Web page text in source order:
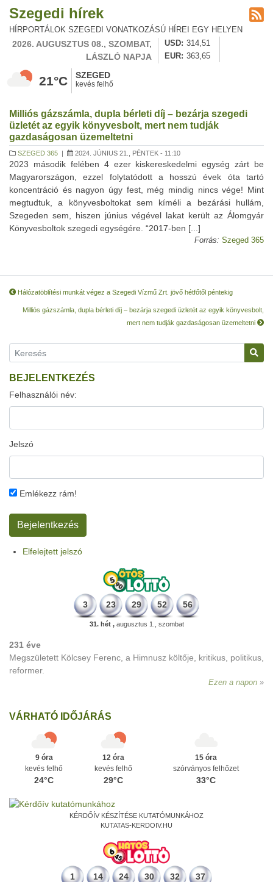
Szegedi hírek
HÍRPORTÁLOK SZEGEDI VONATKOZÁSÚ HÍREI EGY HELYEN
2026. AUGUSZTUS 08., SZOMBAT,
LÁSZLÓ NAPJA
USD
314,51
EUR
363,65
21°C SZEGED
kevés felhő
Milliós gázszámla, dupla bérleti díj – bezárja szegedi
üzletét az egyik könyvesbolt, mert nem tudják
gazdaságosan üzemeltetni
SZEGED 365 | 2024. JÚNIUS 21., PÉNTEK - 11:10
2023 második felében 4 ezer kiskereskedelmi egység zárt be
Magyarországon, ezzel folytatódott a hosszú évek óta tartó
koncentráció és nagyon úgy fest, még mindig nincs vége! Mint
megtudtuk, a könyvesboltokat sem kíméli a bezárási hullám,
Szegeden sem, hiszen június végével lakat került az Álomgyár
Könyvesboltok szegedi egységére. “2017-ben [...]
Forrás: Szeged 365
Hálózatöblítési munkát végez a Szegedi Vízmű Zrt. jövő hétfőtől péntekig
Milliós gázszámla, dupla bérleti díj – bezárja szegedi üzletét az egyik könyvesbolt,
mert nem tudják gazdaságosan üzemeltetni
BEJELENTKEZÉS
Felhasználói név:
Jelszó
Emlékezz rám!
Elfelejtett jelszó
3 23 29 52 56
31. hét ,augusztus 1., szombat
231 éve
Megszületett Kölcsey Ferenc, a Himnusz költője, kritikus, politikus,
reformer.
Ezen a napon
VÁRHATÓ IDŐJÁRÁS
9 óra
kevés felhő
24°C
12 óra
kevés felhő
29°C
15 óra
szórványos felhőzet
33°C
KÉRDŐÍV KÉSZÍTÉSE KUTATÓMUNKÁHOZ
KUTATAS-KERDOIV.HU
1 14 24 30 32 37